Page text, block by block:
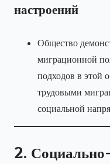
настроений
Общество
миграционной
подходов в этой
трудовыми
социальной
2.